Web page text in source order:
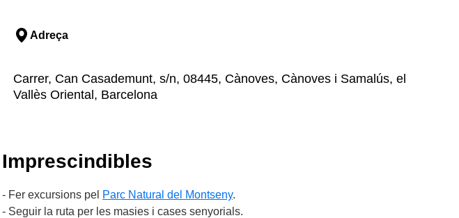
Adreça
Carrer, Can Casademunt, s/n, 08445, Cànoves, Cànoves i Samalús, el
Vallès Oriental, Barcelona
Imprescindibles
- Fer excursions pel Parc Natural del Montseny.
- Seguir la ruta per les masies i cases senyorials.